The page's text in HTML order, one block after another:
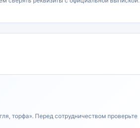
торфа». Перед сотрудничеством проверьте